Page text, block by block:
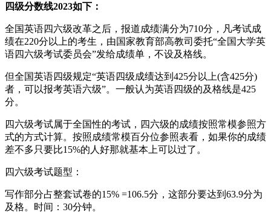
四级分数线2023如下：
全国英语四六级改革之后，报道成绩满分为710分，凡考试成
绩在220分以上的考生，由国家教育部高教司委托“全国大学英
语四六级考试委员会”发给成绩单，不设及格线。
但全国英语四级规定“英语四级成绩达到425分以上(含425分)
者，可以报考英语六级”。一般认为英语四级的及格线是425
分。
四六级考试属于全国性的考试，四六级的成绩按照常模参照方
式的方式计算。按照成绩常模百分位参照表看，如果你的成绩
差不多只要比15%的人好那就基本上可以过了。
四六级考试题型：
写作部分占整套试卷的15% =106.5分，这部分要达到63.9分为
及格。时间：30分钟。